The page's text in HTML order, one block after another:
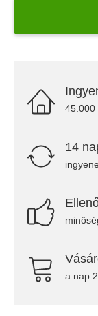
45.000
14
a nap